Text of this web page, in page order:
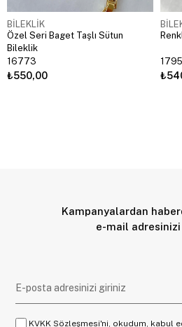
BİLEKLİK
Özel Seri Baget Taşlı Sütun
Bileklik
16773
₺550,00
Kampanyalardan
e-mail adresinizi
KVKK Sözleşmesi'ni, okudum, kabul